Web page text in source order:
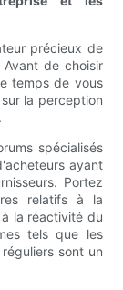
précieux de
de choisir
temps de vous
la perception
spécialisés
ayant
Portez
relatifs à la
la réactivité du
tels que les
sont un